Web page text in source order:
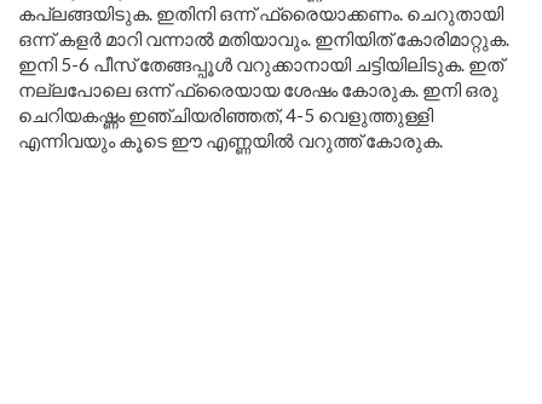
കപ്ലങ്ങയിടുക. ഇതിനി ഒന്ന് ഫ്രൈയാക്കണം. ചെറുതായി
ഒന്ന് കളർ മാറി വന്നാൽ മതിയാവും. ഇനിയിത് കോരിമാറ്റുക.
ഇനി 5-6 പീസ് തേങ്ങപ്പൂൾ വറുക്കാനായി ചട്ടിയിലിടുക. ഇത്
നല്ലപോലെ ഒന്ന് ഫ്രൈയായ ശേഷം കോരുക. ഇനി ഒരു
ചെറിയകഷ്ണം ഇഞ്ചിയരിഞ്ഞത്, 4-5 വെളുത്തുള്ളി
എന്നിവയും കൂടെ ഈ എണ്ണയിൽ വറുത്ത് കോരുക.